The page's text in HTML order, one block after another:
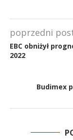
poprzedni
EBC obniżył
2022
Budimex